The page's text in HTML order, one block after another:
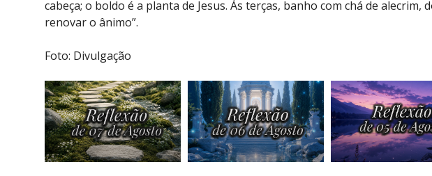
cabeça; o boldo é a planta de Jesus. Às terças, banho com chá de alecrim,
renovar o ânimo”.
Foto: Divulgação